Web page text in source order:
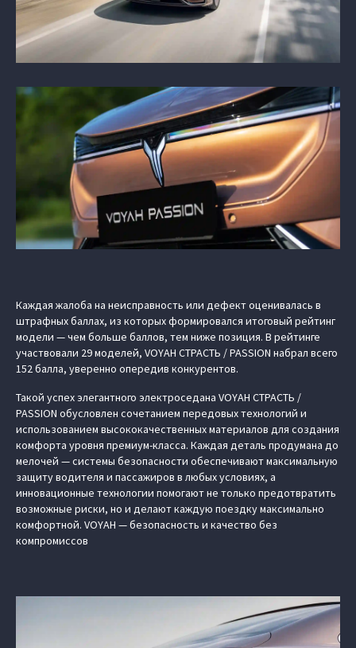
Каждая жалоба на неисправность или дефект оценивалась в
штрафных баллах, из которых формировался итоговый рейтинг
модели — чем больше баллов, тем ниже позиция. В рейтинге
участвовали 29 моделей, VOYAH СТРАСТЬ / PASSION набрал всего
152 балла, уверенно опередив конкурентов.
Такой успех элегантного электроседана VOYAH СТРАСТЬ /
PASSION обусловлен сочетанием передовых технологий и
использованием высококачественных материалов для создания
комфорта уровня премиум-класса. Каждая деталь продумана до
мелочей — системы безопасности обеспечивают максимальную
защиту водителя и пассажиров в любых условиях, а
инновационные технологии помогают не только предотвратить
возможные риски, но и делают каждую поездку максимально
комфортной. VOYAH — безопасность и качество без
компромиссов